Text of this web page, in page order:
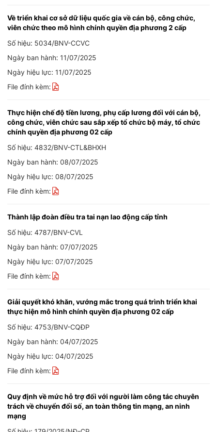
Về triển khai cơ sở dữ liệu quốc gia về cán bộ, công chức,
viên chức theo mô hình chính quyền địa phương 2 cấp
Số hiệu: 5034/BNV-CCVC
Ngày ban hành: 11/07/2025
Ngày hiệu lực: 11/07/2025
File đính kèm:
Thực hiện chế độ tiền lương, phụ cấp lương đối với cán bộ,
công chức, viên chức sau sắp xếp tổ chức bộ máy, tổ chức
chính quyền địa phương 02 cấp
Số hiệu: 4832/BNV-CTL&BHXH
Ngày ban hành: 08/07/2025
Ngày hiệu lực: 08/07/2025
File đính kèm:
Thành lập đoàn điều tra tai nạn lao động cấp tỉnh
Số hiệu: 4787/BNV-CVL
Ngày ban hành: 07/07/2025
Ngày hiệu lực: 07/07/2025
File đính kèm:
Giải quyết khó khăn, vướng mắc trong quá trình triển khai
thực hiện mô hình chính quyền địa phương 02 cấp
Số hiệu: 4753/BNV-CQĐP
Ngày ban hành: 04/07/2025
Ngày hiệu lực: 04/07/2025
File đính kèm:
Quy định về mức hỗ trợ đối với người làm công tác chuyên
trách về chuyển đổi số, an toàn thông tin mạng, an ninh
mạng